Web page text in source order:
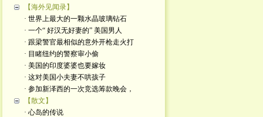
【海外见闻录】
· 世界上最大的一颗水晶玻璃钻石
· 一个“ 好汉无好妻的” 美国男人
· 跟梁警官最相似的意外开枪走火打
· 目睹纽约的警察审小偷
· 美国的印度婆婆也要嫁妆
· 这对美国小夫妻不哄孩子
· 参加新泽西的一次竞选筹款晚会，
【散文】
· 心岛的传说